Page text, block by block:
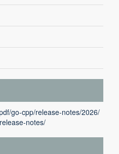
go-cpp/release-notes/2026/
notes/